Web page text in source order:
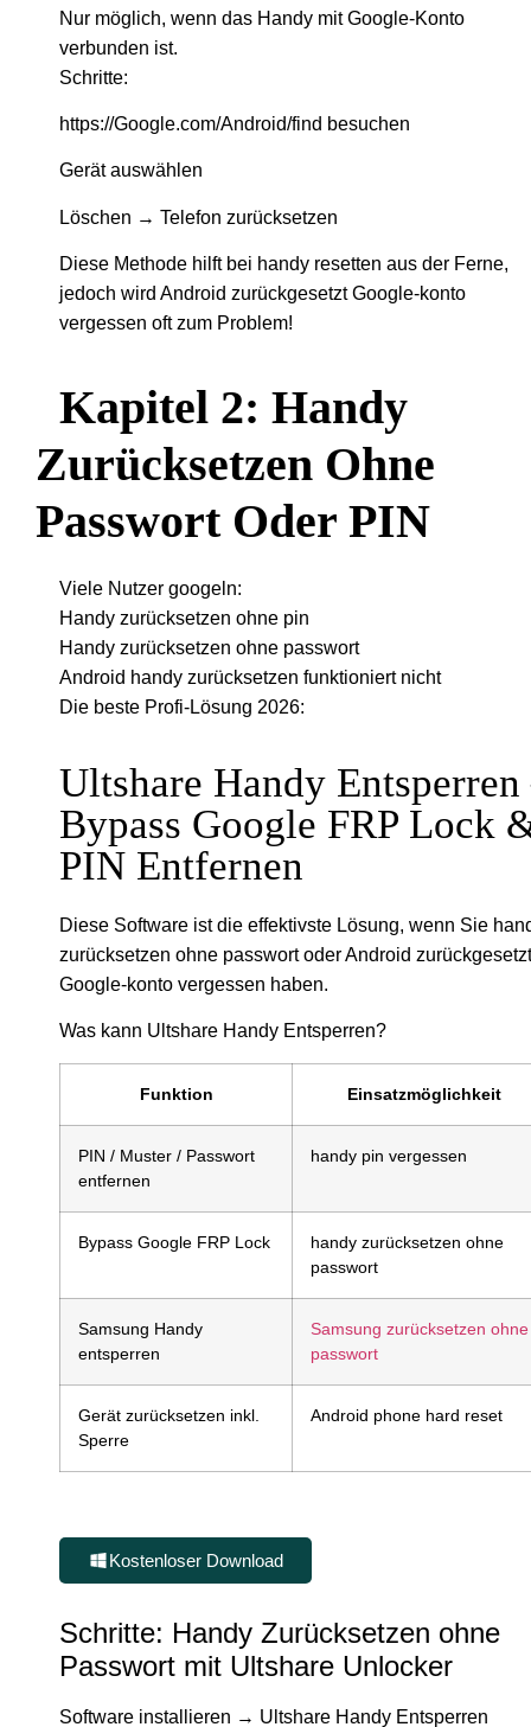
Nur möglich, wenn das Handy mit Google-Konto
verbunden ist.
Schritte:
https://Google.com/Android/find besuchen
Gerät auswählen
Löschen → Telefon zurücksetzen
Diese Methode hilft bei handy resetten aus der Ferne,
jedoch wird Android zurückgesetzt Google-konto
vergessen oft zum Problem!
Kapitel 2: Handy
Zurücksetzen Ohne
Passwort Oder PIN
Viele Nutzer googeln:
Handy zurücksetzen ohne pin
Handy zurücksetzen ohne passwort
Android handy zurücksetzen funktioniert nicht
Die beste Profi-Lösung 2026:
Ultshare Handy Entsperren
Bypass Google FRP Lock
PIN Entfernen
Diese Software ist die effektivste Lösung, wenn Sie
zurücksetzen ohne passwort oder Android zurückgesetzt
Google-konto vergessen haben.
Was kann Ultshare Handy Entsperren?
Funktion Einsatzmöglichkeit
PIN / Muster / Passwort
entfernen
handy pin vergessen
Bypass Google FRP Lock
handy zurücksetzen ohne
passwort
Samsung Handy
entsperren
Samsung zurücksetzen ohne
passwort
Gerät zurücksetzen inkl.
Sperre
Android phone hard reset
Kostenloser Download
Schritte: Handy Zurücksetzen ohne
Passwort mit Ultshare Unlocker
Software installieren → Ultshare Handy Entsperren